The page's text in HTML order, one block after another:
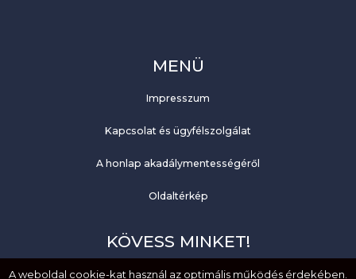
MENÜ
Impresszum
Kapcsolat és ügyfélszolgálat
A honlap akadálymentességéről
Oldaltérkép
KÖVESS MINKET!
Facebook
A weboldal cookie-kat használ az optimális működés érdekében.